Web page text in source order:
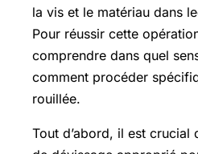
la vis et le matériau dans
Pour réussir cette
comprendre dans quel
comment procéder
rouillée.
Tout d’abord, il est crucial